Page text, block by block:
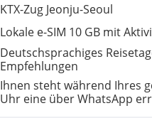
KTX-Zug Jeonju-Seoul
Lokale e-SIM 10 GB mit
Deutschsprachiges
Empfehlungen
Ihnen steht während Ihres
Uhr eine über WhatsApp